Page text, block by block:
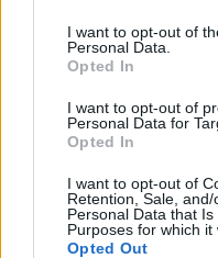
I want to opt-out of
Personal Data.
Opted In
I want to opt-out of
Personal Data for
Opted In
I want to opt-out of
Retention, Sale,
Personal Data that
Purposes for which it
Opted Out
ΛΣΑ
03/